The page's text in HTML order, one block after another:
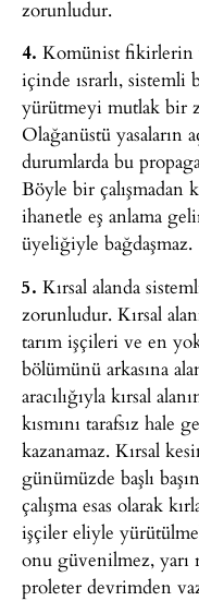
zorunludur.
4. Komünist fikirlerin
içinde ısrarlı,
yürütmeyi mutlak bir
Olağanüstü yasaların
durumlarda bu
Böyle bir çalışmadan
ihanetle eş anlama
üyeliğiyle bağdaşmaz.
5. Kırsal alanda
zorunludur. Kırsal
tarım işçileri ve en
bölümünü arkasına
aracılığıyla kırsal
kısmını tarafsız hale
kazanamaz. Kırsal
günümüzde başlı
çalışma esas olarak
işçiler eliyle
onu güvenilmez, yarı
proleter devrimden